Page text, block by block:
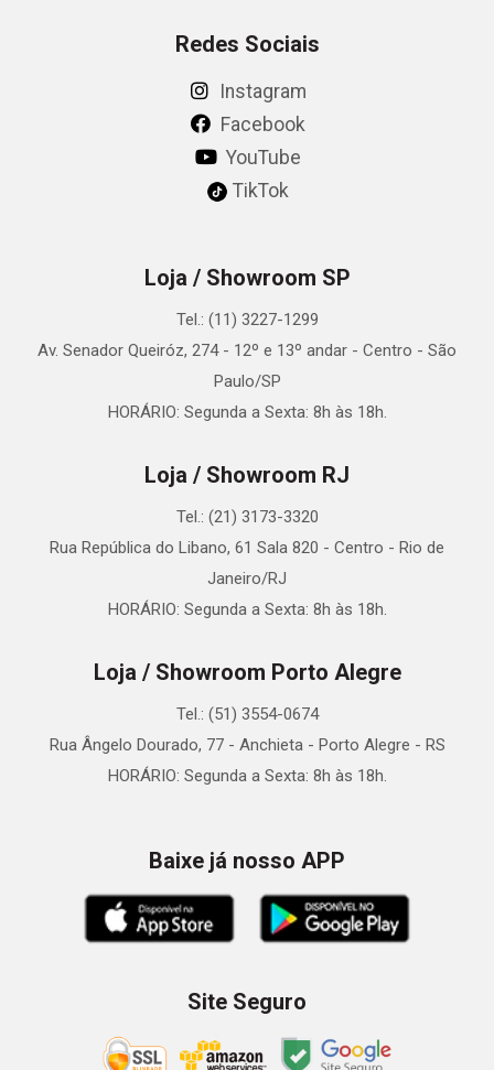
Redes Sociais
Instagram
Facebook
YouTube
TikTok
Loja / Showroom SP
Tel.: (11) 3227-1299
Av. Senador Queiróz, 274 - 12º e 13º andar - Centro - São
Paulo/SP
HORÁRIO: Segunda a Sexta: 8h às 18h.
Loja / Showroom RJ
Tel.: (21) 3173-3320
Rua República do Libano, 61 Sala 820 - Centro - Rio de
Janeiro/RJ
HORÁRIO: Segunda a Sexta: 8h às 18h.
Loja / Showroom Porto Alegre
Tel.: (51) 3554-0674
Rua Ângelo Dourado, 77 - Anchieta - Porto Alegre - RS
HORÁRIO: Segunda a Sexta: 8h às 18h.
Baixe já nosso APP
Site Seguro